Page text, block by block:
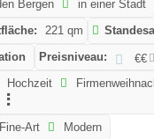
Bergen in einer Stadt
221 qm
Preisniveau:
€€
Hochzeit
Fine-Art Modern